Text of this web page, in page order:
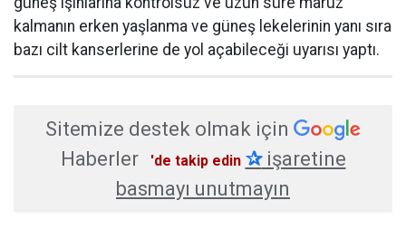
kalmanın erken yaşlanma ve güneş lekelerinin yanı sıra
bazı cilt kanserlerine de yol açabileceği uyarısı yaptı.
Sitemize destek olmak için
Haberler
'de takip edin ✰işaretine
basmayı unutmayın